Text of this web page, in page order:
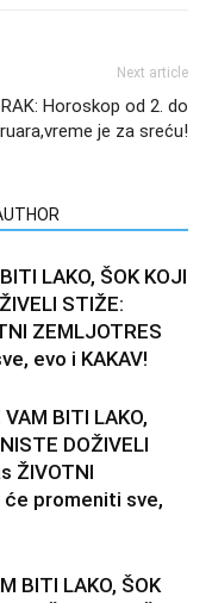
Next article
RAK: Horoskop od 2. do
je za sreću!
LAKO, ŠOK KOJI
STIŽE:
ZEMLJOTRES
evo i KAKAV!
BITI LAKO,
DOŽIVELI
ŽIVOTNI
će promeniti sve,
BITI LAKO, ŠOK